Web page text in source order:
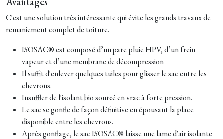
C'est une solution très intéressante qui évite les grands travaux de
remaniement complet de toiture.
ISOSAC® est composé d’un pare pluie HPV, d’un frein
vapeur et d’une membrane de décompression
Il suffit d'enlever quelques tuiles pour glisser le sac entre les
chevrons.
Insuffler de l'isolant bio sourcé en vrac à forte pression.
Le sac se gonfle de façon définitive en épousant la place
disponible entre les chevrons.
Après gonflage, le sac ISOSAC® laisse une lame d'air isolante